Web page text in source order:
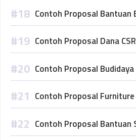
Contoh Proposal Bantuan
Contoh Proposal Dana CSR
Contoh Proposal
Contoh Proposal
Contoh Proposal Bantuan